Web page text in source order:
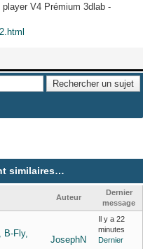
V4 Prémium 3dlab -
similaires…
Auteur
Dernier
message
B-Fly,
JosephN
Il y a 22
minutes
Dernier